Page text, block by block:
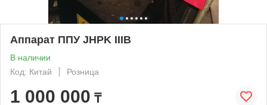
Аппарат ППУ JHPK IIIB
В наличии
Код: Китай
Розница
1 000 000 ₸